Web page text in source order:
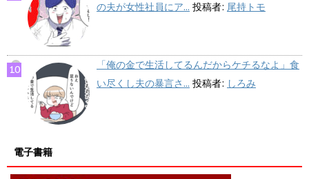
の夫が女性社員にア... 投稿者: 尾持トモ
「俺の金で生活してるんだからケチるなよ」食
い尽くし夫の暴言さ... 投稿者: しろみ
電子書籍